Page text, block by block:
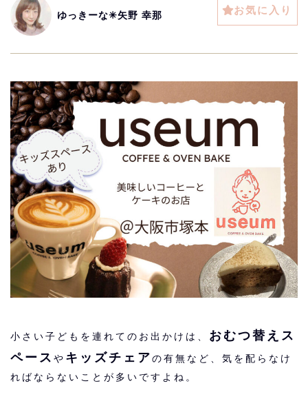
ゆっきーな✳︎矢野 幸那 お気に入り
小さい子どもを連れてのお出かけは、 おむつ替えス
ペース や キッズチェアの有無など、気を配らなけ
ればならないことが多いですよね。